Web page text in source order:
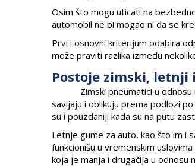
Osim što mogu uticati na
automobil ne bi mogao ni da se
Prvi i osnovni kriterijum odabira
može praviti razlika između
Postoje zimski, letnji
Zimski pneumatici u odnosu na
savijaju i oblikuju prema podlozi
su i pouzdaniji kada su na putu
Letnje gume za auto, kao što im i
funkcionišu u vremenskim
koja je manja i drugačija u odnosu